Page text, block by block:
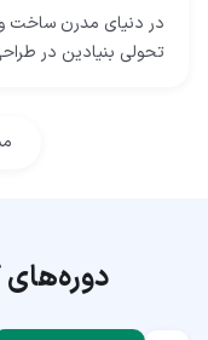
تحولی بنیادین در
دوره‌های